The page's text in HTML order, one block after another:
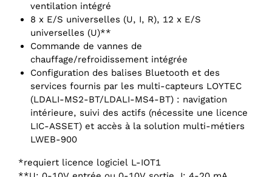
ventilation intégré
8 x E/S universelles (U, I, R), 12 x E/S
universelles (U)**
Commande de vannes de
chauffage/refroidissement intégrée
Configuration des balises Bluetooth et des
services fournis par les multi-capteurs LOYTEC
(LDALI-MS2-BT/LDALI-MS4-BT) : navigation
intérieure, suivi des actifs (nécessite une licence
LIC-ASSET) et accès à la solution multi-métiers
LWEB-900
*requiert licence logiciel L-IOT1